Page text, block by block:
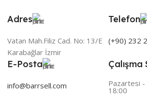
Adres
Vatan Mah.Filiz Cad. No: 13/E
Karabağlar İzmir
Telefon
(+90) 232
E-Posta
info@barrsell.com Pazartesi -
18:00